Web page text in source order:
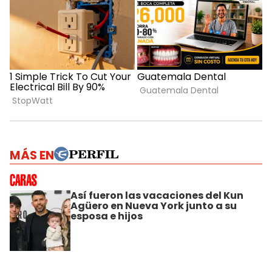
MÁS EN
Así fueron las vacaciones del Kun
Agüero en Nueva York junto a su
esposa e hijos